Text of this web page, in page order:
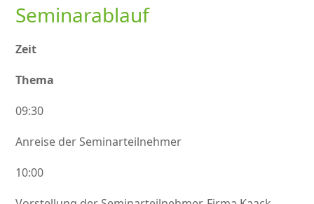
Seminarablauf
Zeit
Thema
09:30
Anreise der Seminarteilnehmer
10:00